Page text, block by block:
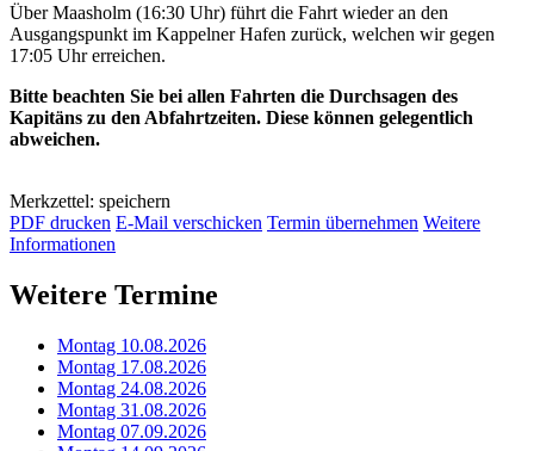
Über Maasholm (16:30 Uhr) führt die Fahrt wieder an den
Ausgangspunkt im Kappelner Hafen zurück, welchen wir gegen
17:05 Uhr erreichen.
Bitte beachten Sie bei allen Fahrten die Durchsagen des
Kapitäns zu den Abfahrtzeiten. Diese können gelegentlich
abweichen.
Merkzettel: speichern
PDF drucken E-Mail verschicken Termin übernehmen Weitere
Informationen
Weitere Termine
Montag 10.08.2026
Montag 17.08.2026
Montag 24.08.2026
Montag 31.08.2026
Montag 07.09.2026